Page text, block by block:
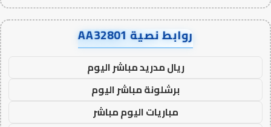
روابط نصية AA32801
ريال مدريد مباشر اليوم
برشلونة مباشر اليوم
مباريات اليوم مباشر